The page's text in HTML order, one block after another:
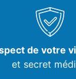
de votre
et secret